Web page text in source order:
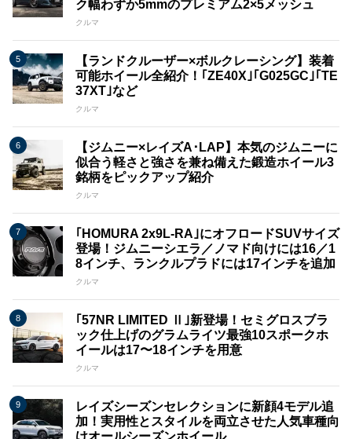
ク幅わずか5mmのプレミアム2×5メッシュ
クルマ
【ランドクルーザー×ボルクレーシング】装着
可能ホイール全紹介！｢ZE40X｣｢G025GC｣｢TE
37XT｣など
クルマ
【ジムニー×レイズA･LAP】本気のジムニーに
似合う軽さと強さを兼ね備えた鍛造ホイール3
銘柄をピックアップ紹介
クルマ
｢HOMURA 2x9L​​-RA｣にオフロードSUVサイズ
登場！ジムニーシエラ／ノマド向けには16／1
8インチ、ランクルプラドには17インチを追加
クルマ
｢57NR LIMITED Ⅱ｣新登場！セミグロスブラ
ック仕上げのグラムライツ最強10スポークホ
イールは17〜18インチを用意
クルマ
レイズシーズンセレクションに新顔4モデル追
加！実用性とスタイルを両立させた人気車種向
けオールシーズンホイール